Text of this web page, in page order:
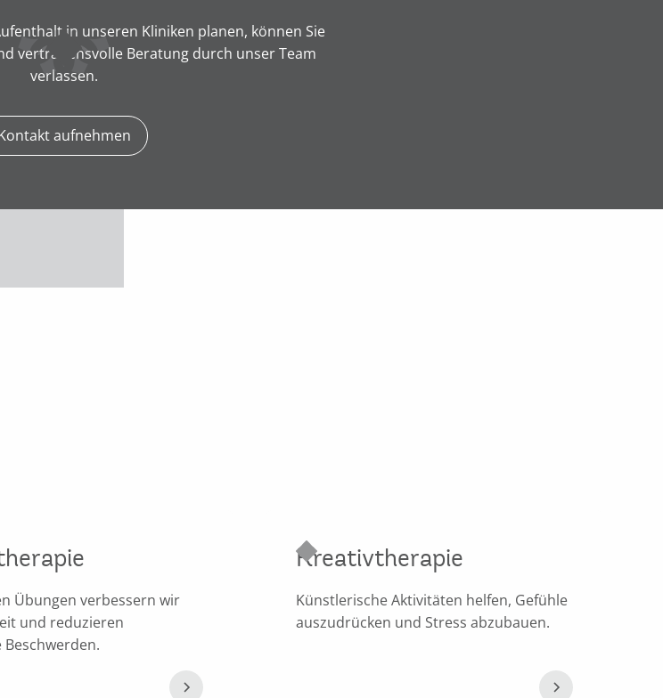
in unseren Kliniken planen, können Sie
vertrauensvolle Beratung durch unser Team
verlassen.
aufnehmen
Übungen verbessern wir
und reduzieren
Kreativtherapie
Künstlerische Aktivitäten helfen, Gefühle
auszudrücken und Stress abzubauen.